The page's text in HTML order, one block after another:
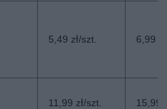
5,49 zł/szt. 6,99
11,99 zł/szt. 15,99